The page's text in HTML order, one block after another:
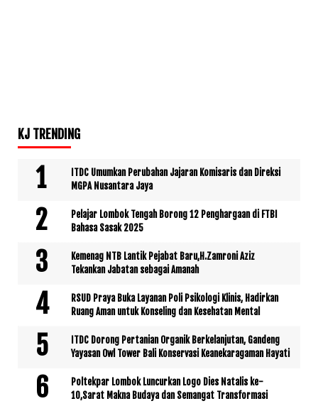
KJ TRENDING
ITDC Umumkan Perubahan Jajaran Komisaris dan Direksi
MGPA Nusantara Jaya
Pelajar Lombok Tengah Borong 12 Penghargaan di FTBI
Bahasa Sasak 2025
Kemenag NTB Lantik Pejabat Baru,H.Zamroni Aziz
Tekankan Jabatan sebagai Amanah
RSUD Praya Buka Layanan Poli Psikologi Klinis, Hadirkan
Ruang Aman untuk Konseling dan Kesehatan Mental
ITDC Dorong Pertanian Organik Berkelanjutan, Gandeng
Yayasan Owl Tower Bali Konservasi Keanekaragaman Hayati
Poltekpar Lombok Luncurkan Logo Dies Natalis ke-
10,Sarat Makna Budaya dan Semangat Transformasi